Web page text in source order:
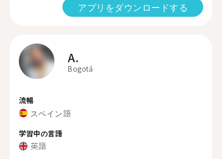
アプリをダウンロードする
A.
Bogotá
流暢
スペイン語
学習中の言語
英語